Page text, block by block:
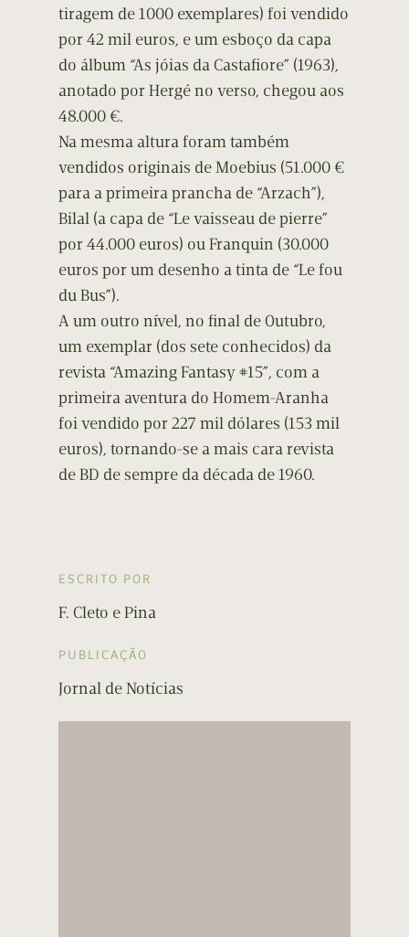
tiragem de 1000 exemplares) foi vendido
por 42 mil euros, e um esboço da capa
do álbum “As jóias da Castafiore” (1963),
anotado por Hergé no verso, chegou aos
48.000 €.
Na mesma altura foram também
vendidos originais de Moebius (51.000 €
para a primeira prancha de “Arzach”),
Bilal (a capa de “Le vaisseau de pierre”
por 44.000 euros) ou Franquin (30.000
euros por um desenho a tinta de “Le fou
du Bus”).
A um outro nível, no final de Outubro,
um exemplar (dos sete conhecidos) da
revista “Amazing Fantasy #15”, com a
primeira aventura do Homem-Aranha
foi vendido por 227 mil dólares (153 mil
euros), tornando-se a mais cara revista
de BD de sempre da década de 1960.
ESCRITO POR
F. Cleto e Pina
PUBLICAÇÃO
Jornal de Notícias